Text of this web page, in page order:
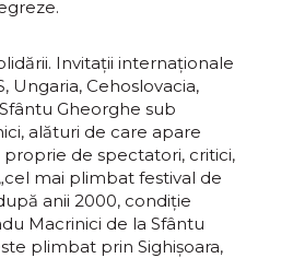
Invitații internaționale
Ungaria, Cehoslovacia,
Gheorghe sub
alături de care apare
de spectatori, critici,
mai plimbat festival de
anii 2000, condiție
Macrinici de la Sfântu
plimbat prin Sighișoara,